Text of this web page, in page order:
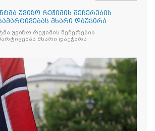
უვიზო რეჟიმის შეჩერების
მხარი დაუჭირა
უვიზო რეჟიმის შეჩერების
მხარი დაუჭირა